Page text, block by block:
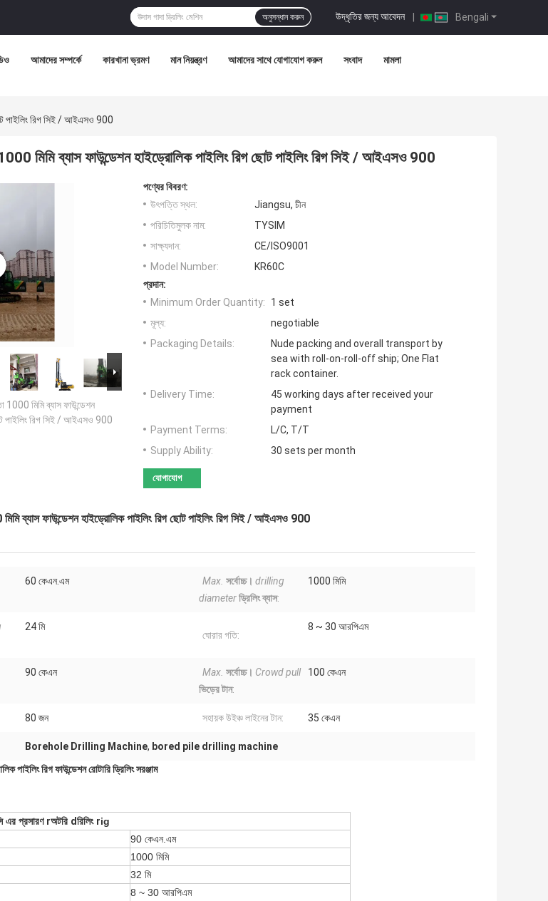
Bengali
উদ্ধৃতির জন্য আবেদন |
অনুসন্ধান করুন
আমাদের সম্পর্কে কারখানা ভ্রমণ মান নিয়ন্ত্রণ আমাদের সাথে যোগাযোগ করুন সংবাদ মামলা
পাইলিং রিগ সিই / আইএসও 900
মিমি ব্যাস ফাউন্ডেশন হাইড্রোলিক পাইলিং রিগ ছোট পাইলিং রিগ সিই / আইএসও 900
1000 মিমি ব্যাস ফাউন্ডেশন
পাইলিং রিগ সিই / আইএসও 900
পণ্যের বিবরণ:
উৎপত্তি স্থল:
Jiangsu, চীন
পরিচিতিমুলক নাম:
TYSIM
সাক্ষ্যদান:
CE/ISO9001
Model Number:
KR60C
প্রদান:
Minimum Order Quantity:
1 set
মূল্য:
negotiable
Packaging Details:
Nude packing and overall transport by
sea with roll-on-roll-off ship; One Flat
rack container.
Delivery Time:
45 working days after received your
payment
Payment Terms:
L/C, T/T
Supply Ability:
30 sets per month
যোগাযোগ
ব্যাস ফাউন্ডেশন হাইড্রোলিক পাইলিং রিগ ছোট পাইলিং রিগ সিই / আইএসও 900
60 কেএন.এম Max. সর্বোচ্চ। drilling
diameterড্রিলিং ব্যাস:
1000 মিমি
24 মি
ঘোরার গতি:
8 ~ 30 আরপিএম
90 কেএন Max. সর্বোচ্চ। Crowd pull
ভিড়ের টান:
100 কেএন
80 জন সহায়ক উইঞ্চ লাইনের টান: 35 কেএন
Borehole Drilling Machine, bored pile drilling machine
রিগ ফাউন্ডেশন রোটারি ড্রিলিং সরঞ্জাম
এর প্রসারণ rঅটরি dরিলিং rig
90 কেএন.এম
1000 মিমি
32 মি
8 ~ 30 আরপিএম